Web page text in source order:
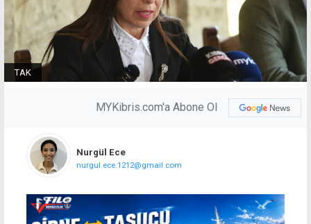
TAK
MYKibris.com'a Abone Ol
Nurgül Ece
nurgul.ece.1212@gmail.com